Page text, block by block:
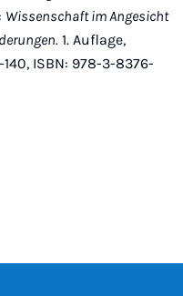
Wissenschaft im Angesicht
1. Auflage,
ISBN: 978-3-8376-